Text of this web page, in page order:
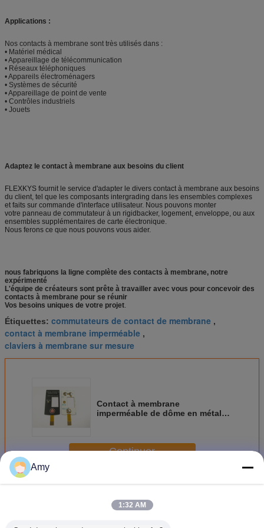
Applications :
Nos contacts à membrane sont très utilisés dans :
• Matériel médical
• Appareillage de télécommunication
• Réseaux téléphoniques
• Appareils électroménagers
• Systèmes de sécurité
• Appareillage de point de vente
• Contrôles industriels
• Jouets
Adaptez le contact à membrane aux besoins du client
FLEXKYS fournit le service d'adapter le divers contact à membrane aux besoins
du client, tel que les composants intergrading dans les ensembles complexes
et faits sur commande d'interface utilisateur. Nous pouvons monter
votre panneau de commutateur à un rigidbacker, logement, enveloppe, ou aux
ensembles supplémentaires de carte électronique.
Nous ferons ce que nous pouvons vous aider.
nous fabriquons la ligne complète des contacts à membrane, notre
expérimenté
L'équipe de créateurs sont prête à travailler avec vous pour concevoir des
contacts à membrane pour se réunir
Vos besoins uniques de votre projet.
Étiquettes: commutateurs de contact de membrane ,
contact à membrane imperméable ,
claviers à membrane sur mesure
Contact à membrane
imperméable de dôme en métal
Continuer
PlusCommutateur de membrane de Dôme métallique
Amy
1:32 AM